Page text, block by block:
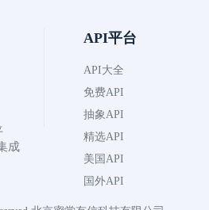
成
API平台
API大全
免费API
抽象API
精选API
美国API
国外API